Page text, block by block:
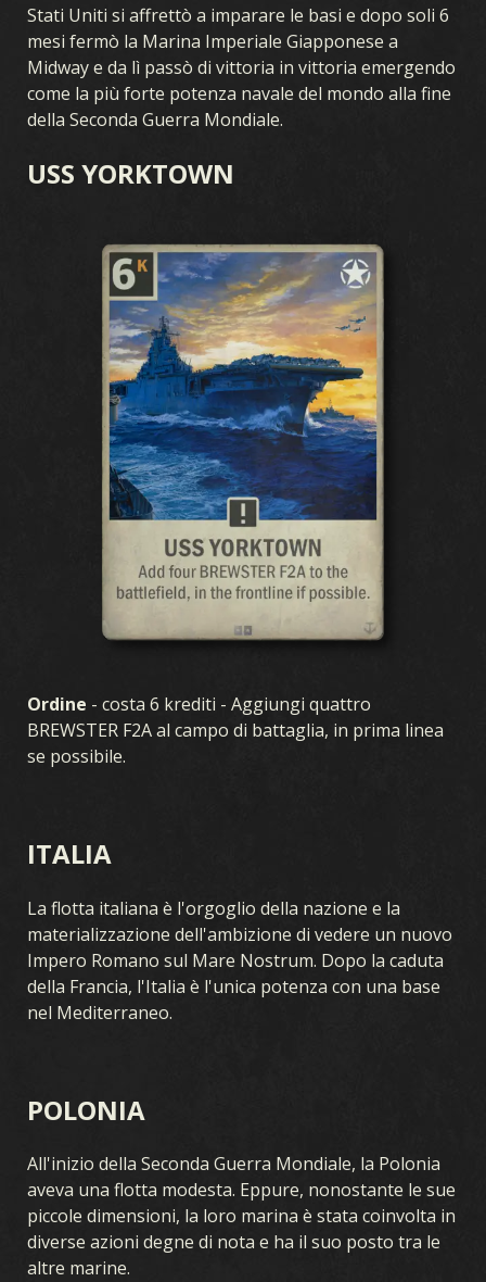
Stati Uniti si affrettò a imparare le basi e dopo soli 6
mesi fermò la Marina Imperiale Giapponese a
Midway e da lì passò di vittoria in vittoria emergendo
come la più forte potenza navale del mondo alla fine
della Seconda Guerra Mondiale.
USS YORKTOWN
Ordine - costa 6 krediti - Aggiungi quattro
BREWSTER F2A al campo di battaglia, in prima linea
se possibile.
ITALIA
La flotta italiana è l'orgoglio della nazione e la
materializzazione dell'ambizione di vedere un nuovo
Impero Romano sul Mare Nostrum. Dopo la caduta
della Francia, l'Italia è l'unica potenza con una base
nel Mediterraneo.
POLONIA
All'inizio della Seconda Guerra Mondiale, la Polonia
aveva una flotta modesta. Eppure, nonostante le sue
piccole dimensioni, la loro marina è stata coinvolta in
diverse azioni degne di nota e ha il suo posto tra le
altre marine.